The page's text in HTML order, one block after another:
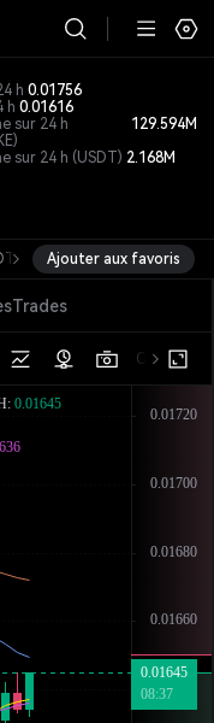
h 0.01756
h 0.01616
sur 24 h
129.594M
sur 24 h (USDT) 2.168M
XRP/USDT DOGE/USDT
Ajouter aux favoris
Trades
Original